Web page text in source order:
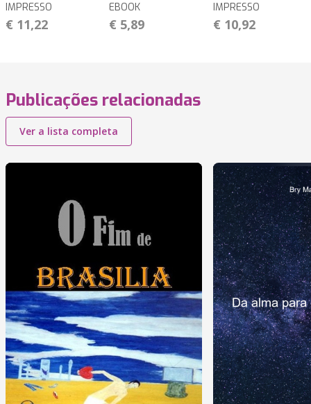
IMPRESSO
€ 11,22
EBOOK
€ 5,89
IMPRESSO
€ 10,92
Publicações relacionadas
Ver a lista completa